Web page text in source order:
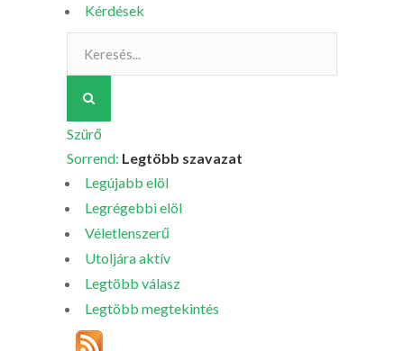
Kérdések
Szürő
Sorrend: Legtöbb szavazat
Legújabb elöl
Legrégebbi elöl
Véletlenszerű
Utoljára aktív
Legtöbb válasz
Legtöbb megtekintés